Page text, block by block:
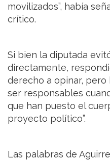
movilizados”, había
crítico.
Si bien la diputada
directamente,
derecho a opinar,
ser responsables
que han puesto el
proyecto político”.
Las palabras de